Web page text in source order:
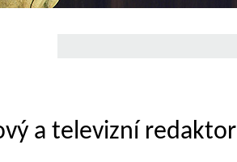
a televizní redaktor